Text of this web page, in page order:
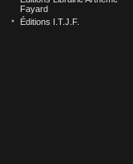
Fayard
Éditions I.T.J.F.